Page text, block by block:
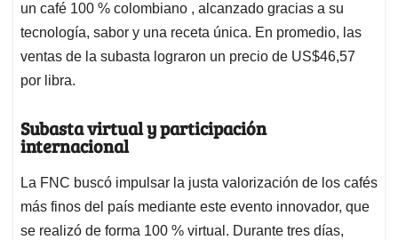
un café 100 % colombiano , alcanzado gracias a su
tecnología, sabor y una receta única. En promedio, las
ventas de la subasta lograron un precio de US$46,57
por libra.
Subasta virtual y participación
internacional
La FNC buscó impulsar la justa valorización de los cafés
más finos del país mediante este evento innovador, que
se realizó de forma 100 % virtual. Durante tres días,